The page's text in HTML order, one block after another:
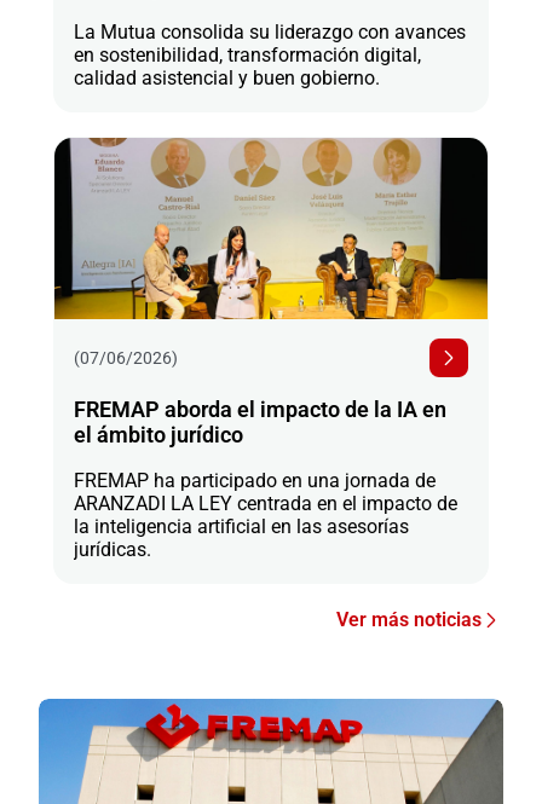
La Mutua consolida su liderazgo con avances
en sostenibilidad, transformación digital,
calidad asistencial y buen gobierno.
(07/06/2026)
FREMAP aborda el impacto de la IA en
el ámbito jurídico
FREMAP ha participado en una jornada de
ARANZADI LA LEY centrada en el impacto de
la inteligencia artificial en las asesorías
jurídicas.
Ver más noticias